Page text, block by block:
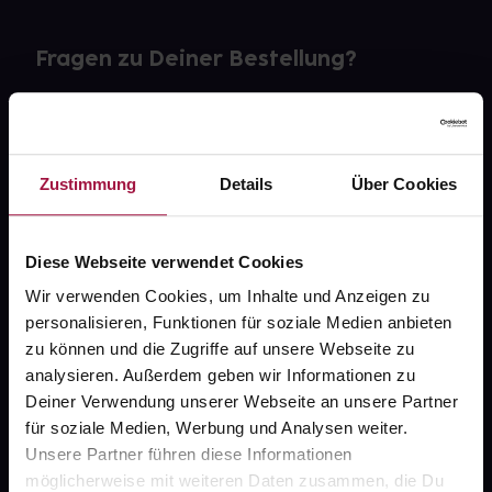
Zustimmung Details Über Cookies
Diese Webseite verwendet Cookies
Wir verwenden Cookies, um Inhalte und Anzeigen zu
personalisieren, Funktionen für soziale Medien anbieten
zu können und die Zugriffe auf unsere Webseite zu
analysieren. Außerdem geben wir Informationen zu
Deiner Verwendung unserer Webseite an unsere Partner
für soziale Medien, Werbung und Analysen weiter.
Unsere Partner führen diese Informationen
möglicherweise mit weiteren Daten zusammen, die Du
Fragen zu Deiner Bestellung?
gesund.de
Über uns
Karriere
Newsletter